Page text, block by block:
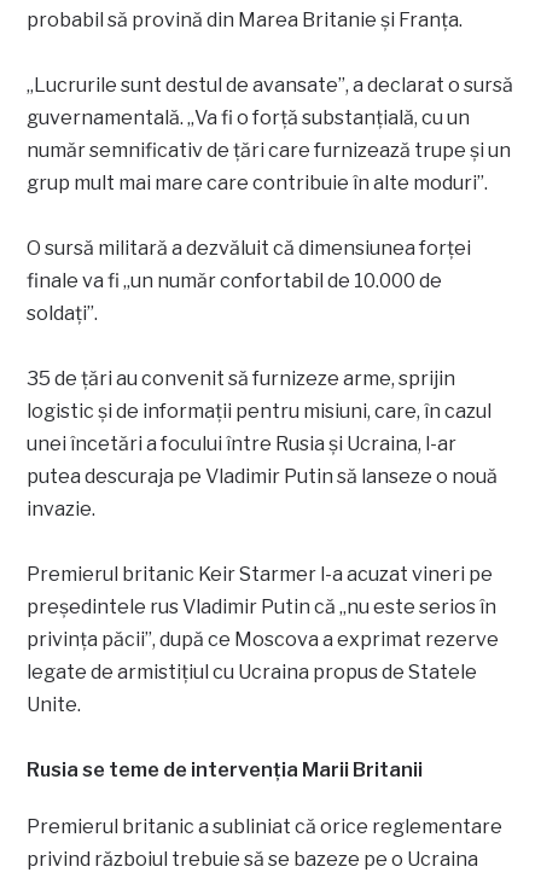
probabil să provină din Marea Britanie și Franța.
„Lucrurile sunt destul de avansate”, a declarat o sursă
guvernamentală. „Va fi o forță substanțială, cu un
număr semnificativ de țări care furnizează trupe și un
grup mult mai mare care contribuie în alte moduri”.
O sursă militară a dezvăluit că dimensiunea forței
finale va fi „un număr confortabil de 10.000 de
soldați”.
35 de țări au convenit să furnizeze arme, sprijin
logistic și de informații pentru misiuni, care, în cazul
unei încetări a focului între Rusia și Ucraina, l-ar
putea descuraja pe Vladimir Putin să lanseze o nouă
invazie.
Premierul britanic Keir Starmer l-a acuzat vineri pe
președintele rus Vladimir Putin că „nu este serios în
privința păcii”, după ce Moscova a exprimat rezerve
legate de armistițiul cu Ucraina propus de Statele
Unite.
Rusia se teme de intervenția Marii Britanii
Premierul britanic a subliniat că orice reglementare
privind războiul trebuie să se bazeze pe o Ucraina